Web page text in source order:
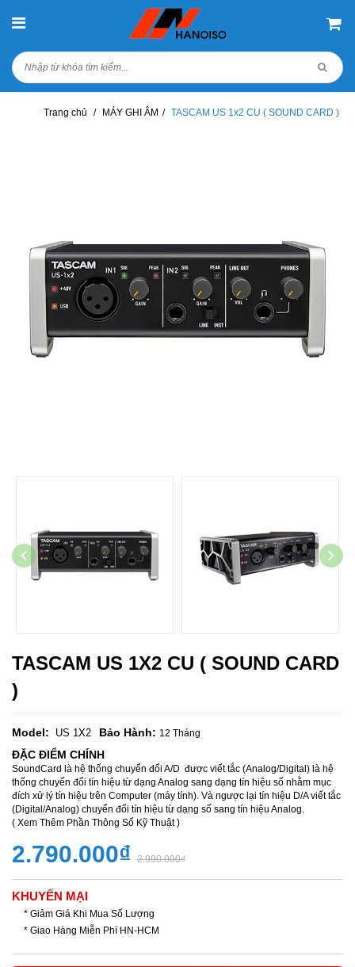
Trang chủ / MÁY GHI ÂM / TASCAM US 1x2 CU ( SOUND CARD )
TASCAM US 1X2 CU ( SOUND CARD
)
Model: US 1X2 Bảo Hành: 12 Tháng
ĐẶC ĐIỂM CHÍNH
SoundCard là hệ thống chuyển đổi A/D được viết tắc (Analog/Digital) là hệ
thống chuyển đổi tín hiệu từ dạng Analog sang dạng tín hiệu số nhằm mục
đích xử lý tín hiệu trên Computer (máy tính). Và ngược lại tín hiệu D/A viết tắc
(Digital/Analog) chuyển đổi tín hiệu từ dạng số sang tín hiệu Analog.
( Xem Thêm Phần Thông Số Kỹ Thuật )
2.790.000₫ 2.990.000₫
KHUYẾN MẠI
* Giảm Giá Khi Mua Số Lượng
* Giao Hàng Miễn Phí HN-HCM